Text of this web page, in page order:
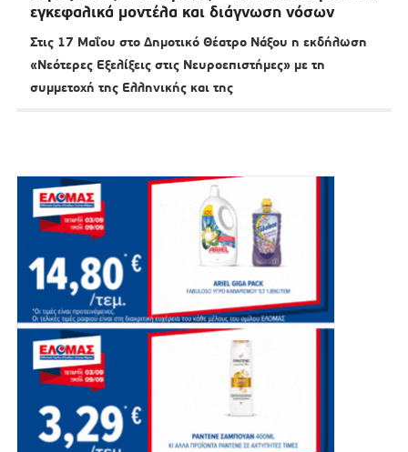
εγκεφαλικά μοντέλα και διάγνωση νόσων
Στις 17 Μαΐου στο Δημοτικό Θέατρο Νάξου η εκδήλωση
«Νεότερες Εξελίξεις στις Νευροεπιστήμες» με τη
συμμετοχή της Ελληνικής και της